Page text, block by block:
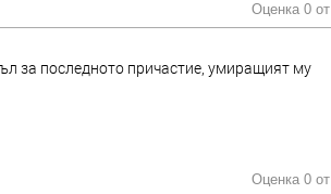
Оценка 0 от
за последното причастие, умиращият му
Оценка 0 от